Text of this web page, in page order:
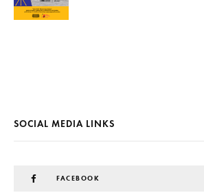
SOCIAL MEDIA LINKS
FACEBOOK